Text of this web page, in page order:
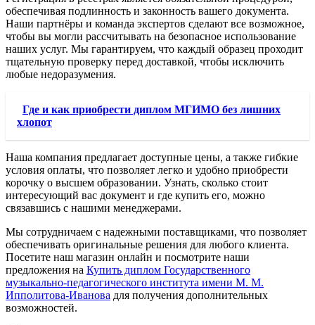
обеспечивая подлинность и законность вашего документа.
Наши партнёры и команда экспертов сделают все возможное,
чтобы вы могли рассчитывать на безопасное использование
наших услуг. Мы гарантируем, что каждый образец проходит
тщательную проверку перед доставкой, чтобы исключить
любые недоразумения.
Где и как приобрести диплом МГИМО без лишних
хлопот
Наша компания предлагает доступные цены, а также гибкие
условия оплаты, что позволяет легко и удобно приобрести
корочку о высшем образовании. Узнать, сколько стоит
интересующий вас документ и где купить его, можно
связавшись с нашими менеджерами.
Мы сотрудничаем с надежными поставщиками, что позволяет
обеспечивать оригинальные решения для любого клиента.
Посетите наш магазин онлайн и посмотрите наши
предложения на Купить диплом Государственного
музыкально-педагогического института имени М. М.
Ипполитова-Иванова для получения дополнительных
возможностей.